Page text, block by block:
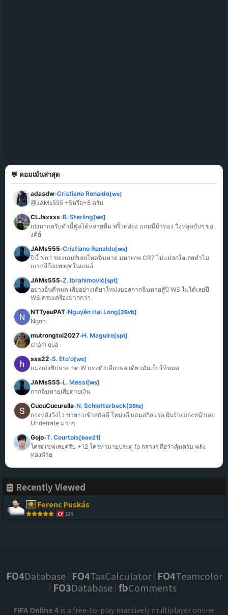
💬 คอมเม้นล่าสุด
adasdw»Cristiano Ronaldo[ws]
@JAMs555 +5หรือ+8 ครับ
CLJaxxxx»R. Sterling[ws]
เก่งมากครับตัวนี้ฟูลได้หลายทีม พริ้วคล่อง แถมมีม้าทอง วิ่งหลุดยับๆ ขอ
งดีย์
JAMs555»Cristiano Ronaldo[ws]
ปีนี้ No.1 ของเกมส์เลยโหดฉิบหาย มหาเทพ CR7 ไม่แปลกใจเลยทำไม
เกาหลีถึงแพงสุดในเกมส์
JAMs555»Z. Ibrahimović[spt]
อย่างอื่นดีหมด เสียอย่างเดียวโหม่งบอลกากฉิบหายสู้ปี WS ไม่ได้เลยปี
WS ครบเครื่องมากกว่า
NTTyeuPAT»Nguyễn Hai Long[26vb]
Ngon
mutrongtoi2027»H. Maguire[spt]
chậm quá
sss22»S. Eto'o[ws]
แม่งเก่งชิปหาย กด W แทงตัวเดียวพอ เดี๋ยวมันเก็บให้หมด
JAMs555»L. Messi[ws]
กากฉิบหายเสียดายเงิน
CucuCucurella»N. Schlotterbeck[26ts]
กองหลังวิ่งไว ขายาวเข้าสกัดดี โหม่งดี แถมสกิลแรด ฝันร้ายกองหน้าเลย
Underrate มากๆ
Gojo»T. Courtois[boe21]
โครตเซฟเลยครับ +12 ใครหานายประตู fp กลางๆ ถือว่าคุ้มครับ พลัง
ทองด้วย
Recently Viewed
Ferenc Puskás
CF 124
FO4Database FO4TaxCalculator FO4Teamcolor
FO3Database fbComments
FIFA Online 4 is a free-to-play massively multiplayer online